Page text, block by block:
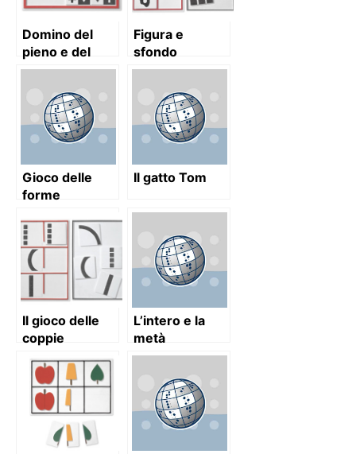
Domino del
pieno e del
vuoto
Figura e
sfondo
Gioco delle
forme
Il gatto Tom
Il gioco delle
coppie
L’intero e la
metà